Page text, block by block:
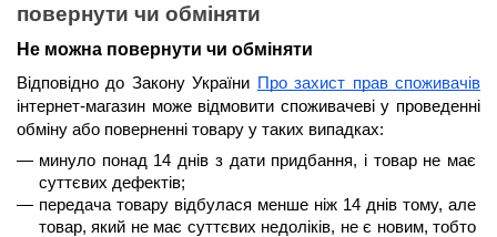
повернути чи обміняти
Не можна повернути чи обміняти
Відповідно до Закону України Про захист прав споживачів
інтернет-магазин може відмовити споживачеві у проведенні
обміну або поверненні товару у таких випадках:
минуло понад 14 днів з дати придбання, і товар не має
суттєвих дефектів;
передача товару відбулася менше ніж 14 днів тому, але
товар, який не має суттєвих недоліків, не є новим, тобто